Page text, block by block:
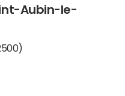
Aubin-le-